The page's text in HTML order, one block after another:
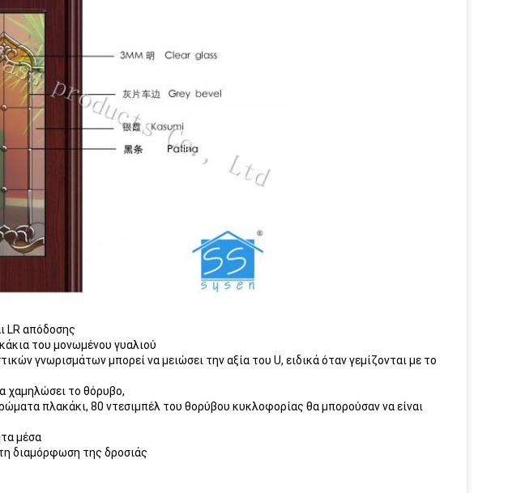
LR απόδοσης
του μονωμένου γυαλιού
γνωρισμάτων μπορεί να μειώσει την αξία του U, ειδικά όταν γεμίζονται με το
χαμηλώσει το θόρυβο,
πλακάκι, 80 ντεσιμπέλ του θορύβου κυκλοφορίας θα μπορούσαν να είναι
μέσα
διαμόρφωση της δροσιάς